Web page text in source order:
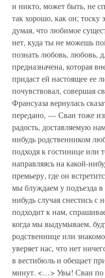
и никто, может быть, не
так хорошо, как он;
думая, что любимое
нет, куда ты не можешь
познать любовь, любовь,
предназначена, которая
придаст ей настоящее ее
почувствовал, совершая
Франсуаза вернулась
передано, — Сван тоже
радость, доставляемую
нибудь родственником
подходя к гостинице или
направляясь на какой-
премьеру, где он
мы блуждаем у подъезда
нибудь случая снестись с
подходит к нам,
когда мы выдумываем,
родственнице или
уверяет нас, что нет
в вестибюль и обещает
минут. <…> Увы! Сван по